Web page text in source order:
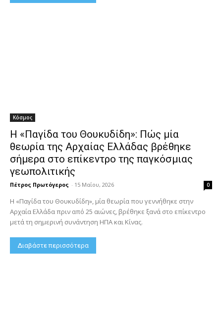
Κόσμος
Η «Παγίδα του Θουκυδίδη»: Πώς μία
θεωρία της Αρχαίας Ελλάδας βρέθηκε
σήμερα στο επίκεντρο της παγκόσμιας
γεωπολιτικής
Πέτρος Πρωτόγερος - 15 Μαΐου, 2026 0
Η «Παγίδα του Θουκυδίδη», μία θεωρία που γεννήθηκε στην
Αρχαία Ελλάδα πριν από 25 αιώνες, βρέθηκε ξανά στο επίκεντρο
μετά τη σημερινή συνάντηση ΗΠΑ και Κίνας.
Διαβάστε περισσότερα